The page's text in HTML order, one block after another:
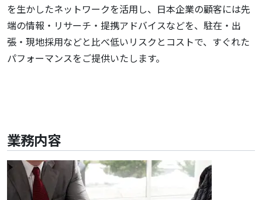
を生かしたネットワークを活用し、日本企業の顧客には先
端の情報・リサーチ・提携アドバイスなどを、駐在・出
張・現地採用などと比べ低いリスクとコストで、すぐれた
パフォーマンスをご提供いたします。
業務内容